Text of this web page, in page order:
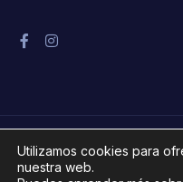
© Contigo Psicología
Utilizamos cookies para
nuestra web.